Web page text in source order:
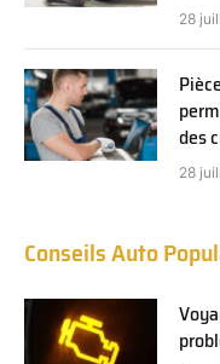
28
des
28
Conseils Auto